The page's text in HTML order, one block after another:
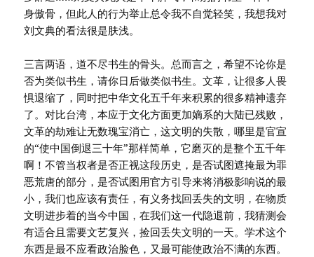
身傲骨，但此人的行为举止总令我不自觉轻笑，我想我对
刘文典的看法很是肤浅。
三言两语，道不尽书生的骨头。总而言之，希望不论你是
否为类似书生，请你日后做类似书生。文革，让很多人畏
惧退缩了，同时把中华文化五千年来积累的很多精神遗弃
了。对比台湾，本应于文化方面更加嫡系的大陆已残败，
文革的劫难让无数瑰宝消亡，这文明的失散，哪里是官宣
的“使中国倒退三十年”那样简单，它磨灭的是整个五千年
啊！不管当权者是否正视这段历史，是否试图遮掩最为罪
恶荒唐的部分，是否试图用官方引导来将消极影响说的最
小，我们也应该有责任，有义务找回丢失的文明，在物质
文明进步着的当今中国，在我们这一代隐退前，我猜测会
有适合且需要文艺复兴，捡回丢失文明的一天。学术这个
东西是最不应看政治脸色，又最可能使政治不满的东西。